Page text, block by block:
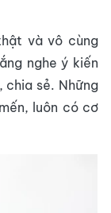
và vô cùng
nghe ý kiến
chia sẻ. Những
luôn có cơ